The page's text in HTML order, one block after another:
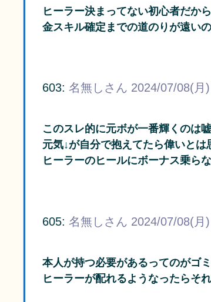
ヒーラー決まってない初心者だか
金スキル確定までの道のりが遠い
603: 名無しさん 2024/07/08(月
このスレ的に元ボが一番輝くのは
元気↓が自分で抱えてたら偉いとは
ヒーラーのヒールにボーナス乗ら
605: 名無しさん 2024/07/08(月
本人が持つ必要があるってのがゴ
ヒーラーが配れるようなったらそ